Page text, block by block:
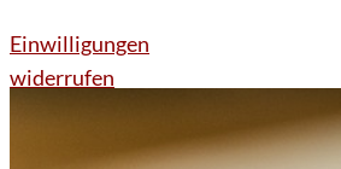
Einwilligungen
widerrufen